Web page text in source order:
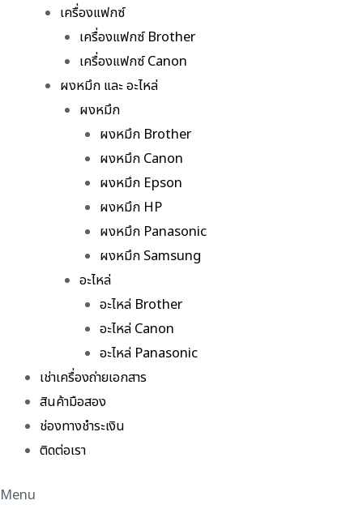
เครื่องแฟกซ์
เครื่องแฟกซ์ Brother
เครื่องแฟกซ์ Canon
ผงหมึก และ อะไหล่
ผงหมึก
ผงหมึก Brother
ผงหมึก Canon
ผงหมึก Epson
ผงหมึก HP
ผงหมึก Panasonic
ผงหมึก Samsung
อะไหล่
อะไหล่ Brother
อะไหล่ Canon
อะไหล่ Panasonic
เช่าเครื่องถ่ายเอกสาร
สินค้ามือสอง
ช่องทางชำระเงิน
ติดต่อเรา
Menu